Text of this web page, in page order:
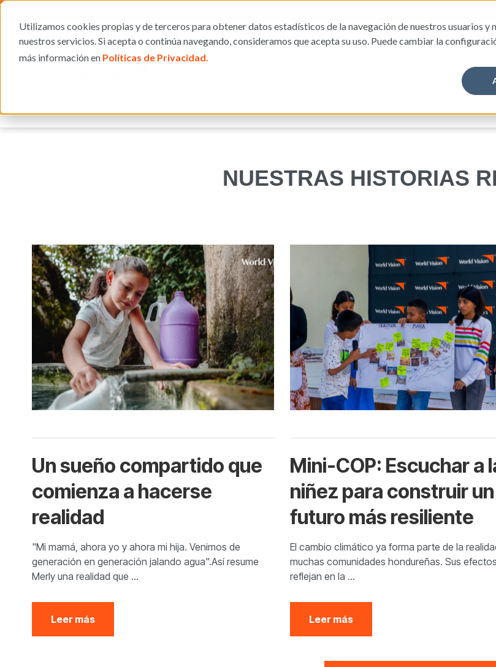
Utilizamos cookies propias y de terceros para obtener datos estadísticos de la navegación de nuestros usuarios y
nuestros servicios. Si acepta o continúa navegando, consideramos que acepta su uso. Puede cambiar la
más información en Políticas de Privacidad.
Nuestros Proyectos
NUESTRAS HISTORIAS
Un sueño compartido que
comienza a hacerse
realidad
"Mi mamá, ahora yo y ahora mi hija. Venimos de
generación en generación jalando agua".Así resume
Merly una realidad que ...
Leer más
Mini-COP: Escuchar a
niñez para construir un
futuro más resiliente
El cambio climático ya forma parte de la
muchas comunidades hondureñas. Sus
reflejan en la ...
Leer más